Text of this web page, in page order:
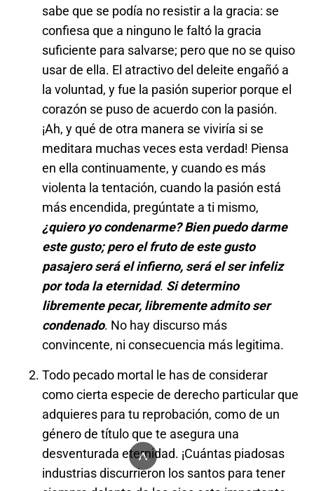
sabe que se podía no resistir a la gracia: se
confiesa que a ninguno le faltó la gracia
suficiente para salvarse; pero que no se quiso
usar de ella. El atractivo del deleite engañó a
la voluntad, y fue la pasión superior porque el
corazón se puso de acuerdo con la pasión.
¡Ah, y qué de otra manera se viviría si se
meditara muchas veces esta verdad! Piensa
en ella continuamente, y cuando es más
violenta la tentación, cuando la pasión está
más encendida, pregúntate a ti mismo,
¿quiero yo condenarme? Bien puedo darme
este gusto; pero el fruto de este gusto
pasajero será el infierno, será el ser infeliz
por toda la eternidad. Si determino
libremente pecar, libremente admito ser
condenado. No hay discurso más
convincente, ni consecuencia más legitima.
Todo pecado mortal le has de considerar
como cierta especie de derecho particular que
adquieres para tu reprobación, como de un
género de título que te asegura una
desventurada eternidad. ¡Cuántas piadosas
industrias discurrieron los santos para tener
^